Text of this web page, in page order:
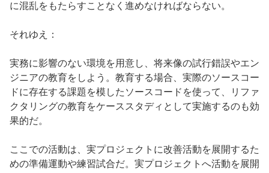
に混乱をもたらすことなく進めなければならない。
それゆえ：
実務に影響のない環境を用意し、将来像の試行錯誤やエン
ジニアの教育をしよう。教育する場合、実際のソースコー
ドに存在する課題を模したソースコードを使って、リファ
クタリングの教育をケーススタディとして実施するのも効
果的だ。
ここでの活動は、実プロジェクトに改善活動を展開するた
めの準備運動や練習試合だ。実プロジェクトへ活動を展開